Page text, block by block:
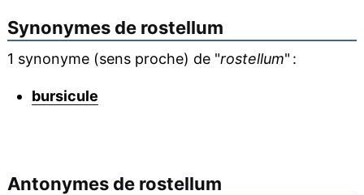
Synonymes de rostellum
1 synonyme (sens proche) de "rostellum" :
bursicule
Antonymes de rostellum